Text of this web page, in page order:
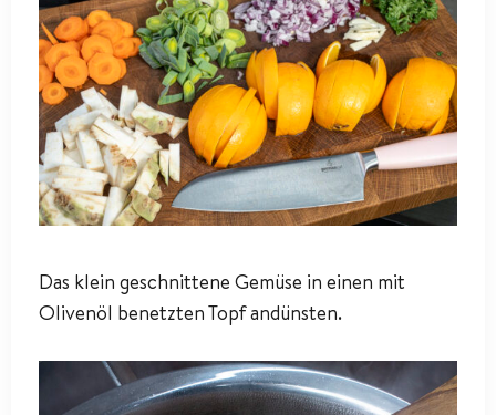
Das klein geschnittene Gemüse in einen mit
Olivenöl benetzten Topf andünsten.